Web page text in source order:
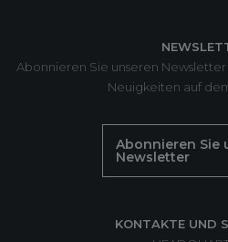
Abonnieren Sie unseren
Neuigkeiten auf
Abonnieren Sie
Newsletter
KONTAKTE UND